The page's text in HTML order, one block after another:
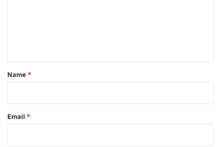
*
Name *
Email *